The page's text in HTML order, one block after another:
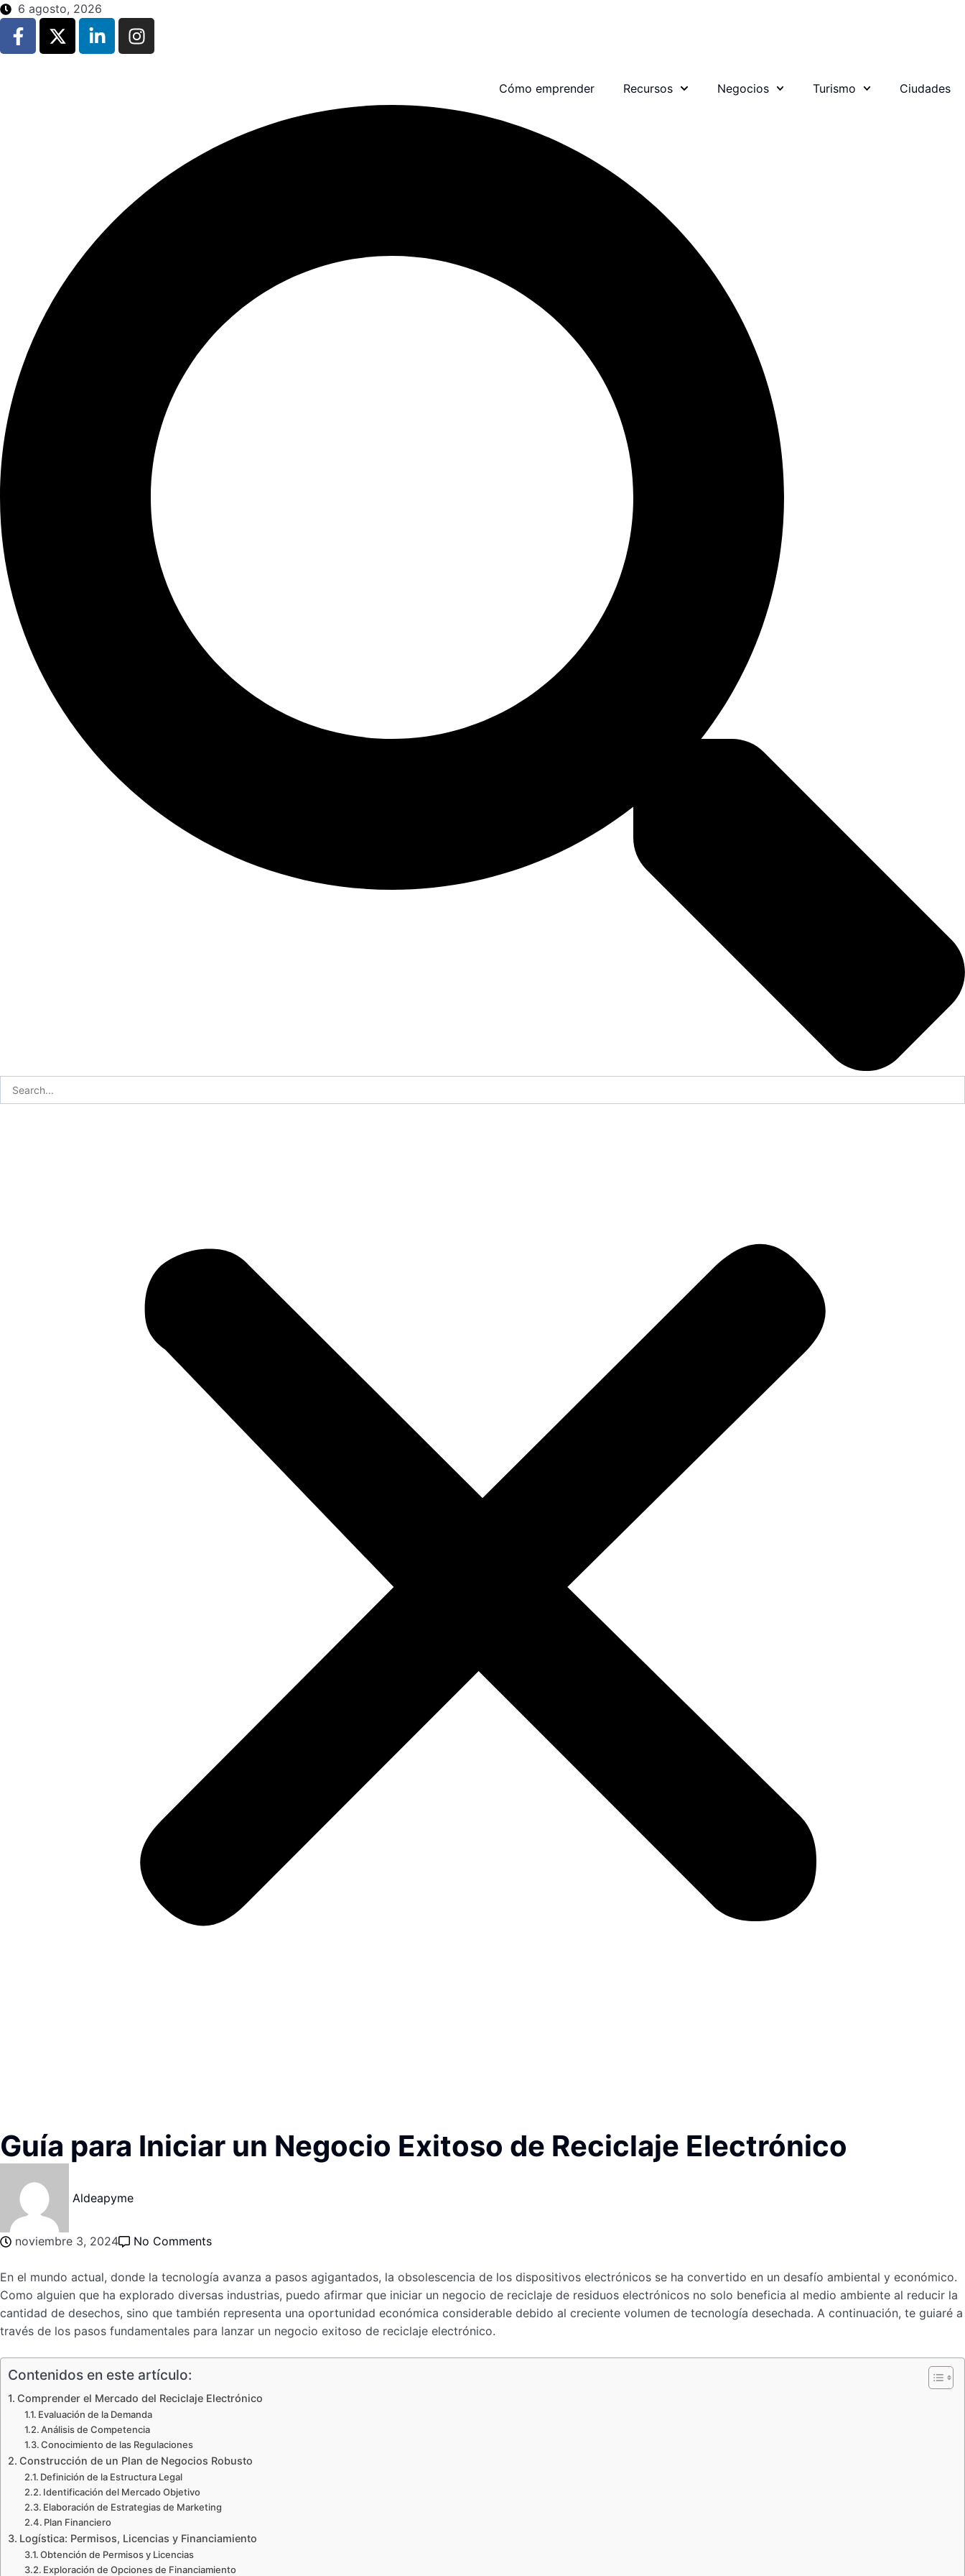
6 agosto, 2026
Cómo emprender Recursos Negocios Turismo Ciudades
Guía para Iniciar un Negocio Exitoso de Reciclaje Electrónico
Aldeapyme
noviembre 3, 2024 No Comments
En el mundo actual, donde la tecnología avanza a pasos agigantados, la obsolescencia de los dispositivos electrónicos se ha convertido en un desafío ambiental y económico.
Como alguien que ha explorado diversas industrias, puedo afirmar que iniciar un negocio de reciclaje de residuos electrónicos no solo beneficia al medio ambiente al reducir la
cantidad de desechos, sino que también representa una oportunidad económica considerable debido al creciente volumen de tecnología desechada. A continuación, te guiaré a
través de los pasos fundamentales para lanzar un negocio exitoso de reciclaje electrónico.
Contenidos en este artículo:
Comprender el Mercado del Reciclaje Electrónico
Evaluación de la Demanda
Análisis de Competencia
Conocimiento de las Regulaciones
Construcción de un Plan de Negocios Robusto
Definición de la Estructura Legal
Identificación del Mercado Objetivo
Elaboración de Estrategias de Marketing
Plan Financiero
Logística: Permisos, Licencias y Financiamiento
Obtención de Permisos y Licencias
Exploración de Opciones de Financiamiento